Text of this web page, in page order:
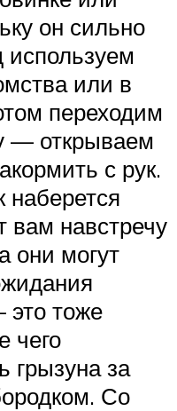
он сильно
используем
или в
переходим
— открываем
с рук.
вам навстречу
они могут
это тоже
чего
грызуна за
Со